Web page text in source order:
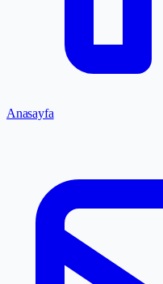
Anasayfa